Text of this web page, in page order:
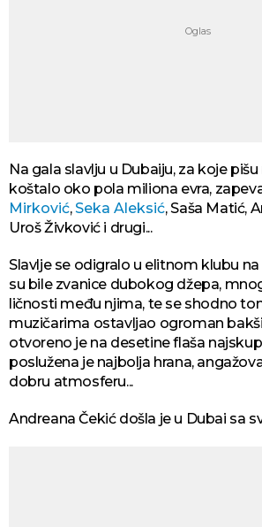
Na gala slavlju u Dubaiju, za koje
koštalo oko pola miliona evra,
Mirković,Seka Aleksić, Saša Matić,
Uroš Živković i drugi...
Slavlje se odigralo u elitnom klubu na
su bile zvanice dubokog džepa,
ličnosti među njima, te se shodno
muzičarima ostavljao ogroman
otvoreno je na desetine flaša
poslužena je najbolja hrana,
dobru atmosferu...
Andreana Čekić došla je u Dubai sa